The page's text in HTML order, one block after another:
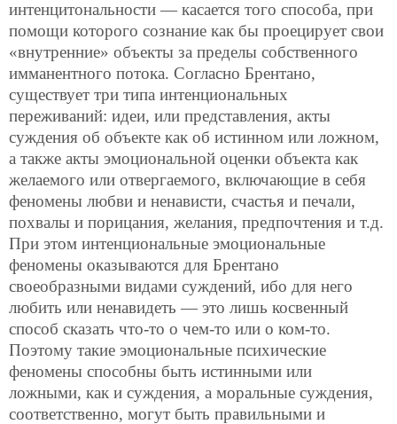
интенцитональности — касается того способа, при
помощи которого сознание как бы проецирует свои
«внутренние» объекты за пределы собственного
имманентного потока. Согласно Брентано,
существует три типа интенциональных
переживаний: идеи, или представления, акты
суждения об объекте как об истинном или ложном,
а также акты эмоциональной оценки объекта как
желаемого или отвергаемого, включающие в себя
феномены любви и ненависти, счастья и печали,
похвалы и порицания, желания, предпочтения и т.д.
При этом интенциональные эмоциональные
феномены оказываются для Брентано
своеобразными видами суждений, ибо для него
любить или ненавидеть — это лишь косвенный
способ сказать что-то о чем-то или о ком-то.
Поэтому такие эмоциональные психические
феномены способны быть истинными или
ложными, как и суждения, а моральные суждения,
соответственно, могут быть правильными и